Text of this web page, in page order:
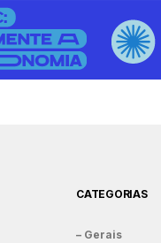
CATEGORIAS
– Gerais